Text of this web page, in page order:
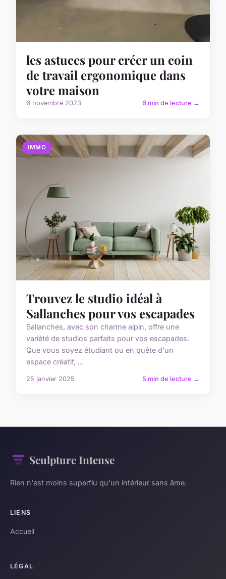
les astuces pour créer un coin
de travail ergonomique dans
votre maison
6 novembre 2023 6 min de lecture →
IMMO
Trouvez le studio idéal à
Sallanches pour vos escapades
Sallanches, avec son charme alpin, offre une
variété de studios parfaits pour vos escapades.
Que vous soyez étudiant ou en quête d'un
espace créatif, ...
25 janvier 2025 5 min de lecture →
Sculpture Intense
Rien n'est moins superflu qu'un intérieur sans âme.
LIENS
Accueil
LÉGAL